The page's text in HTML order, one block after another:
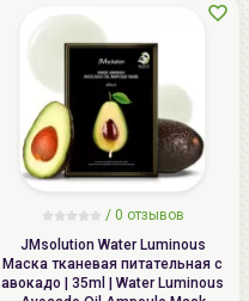
/ 0 отзывов
JMsolution Water Luminous
Маска тканевая питательная с
авокадо | 35ml | Water Luminous